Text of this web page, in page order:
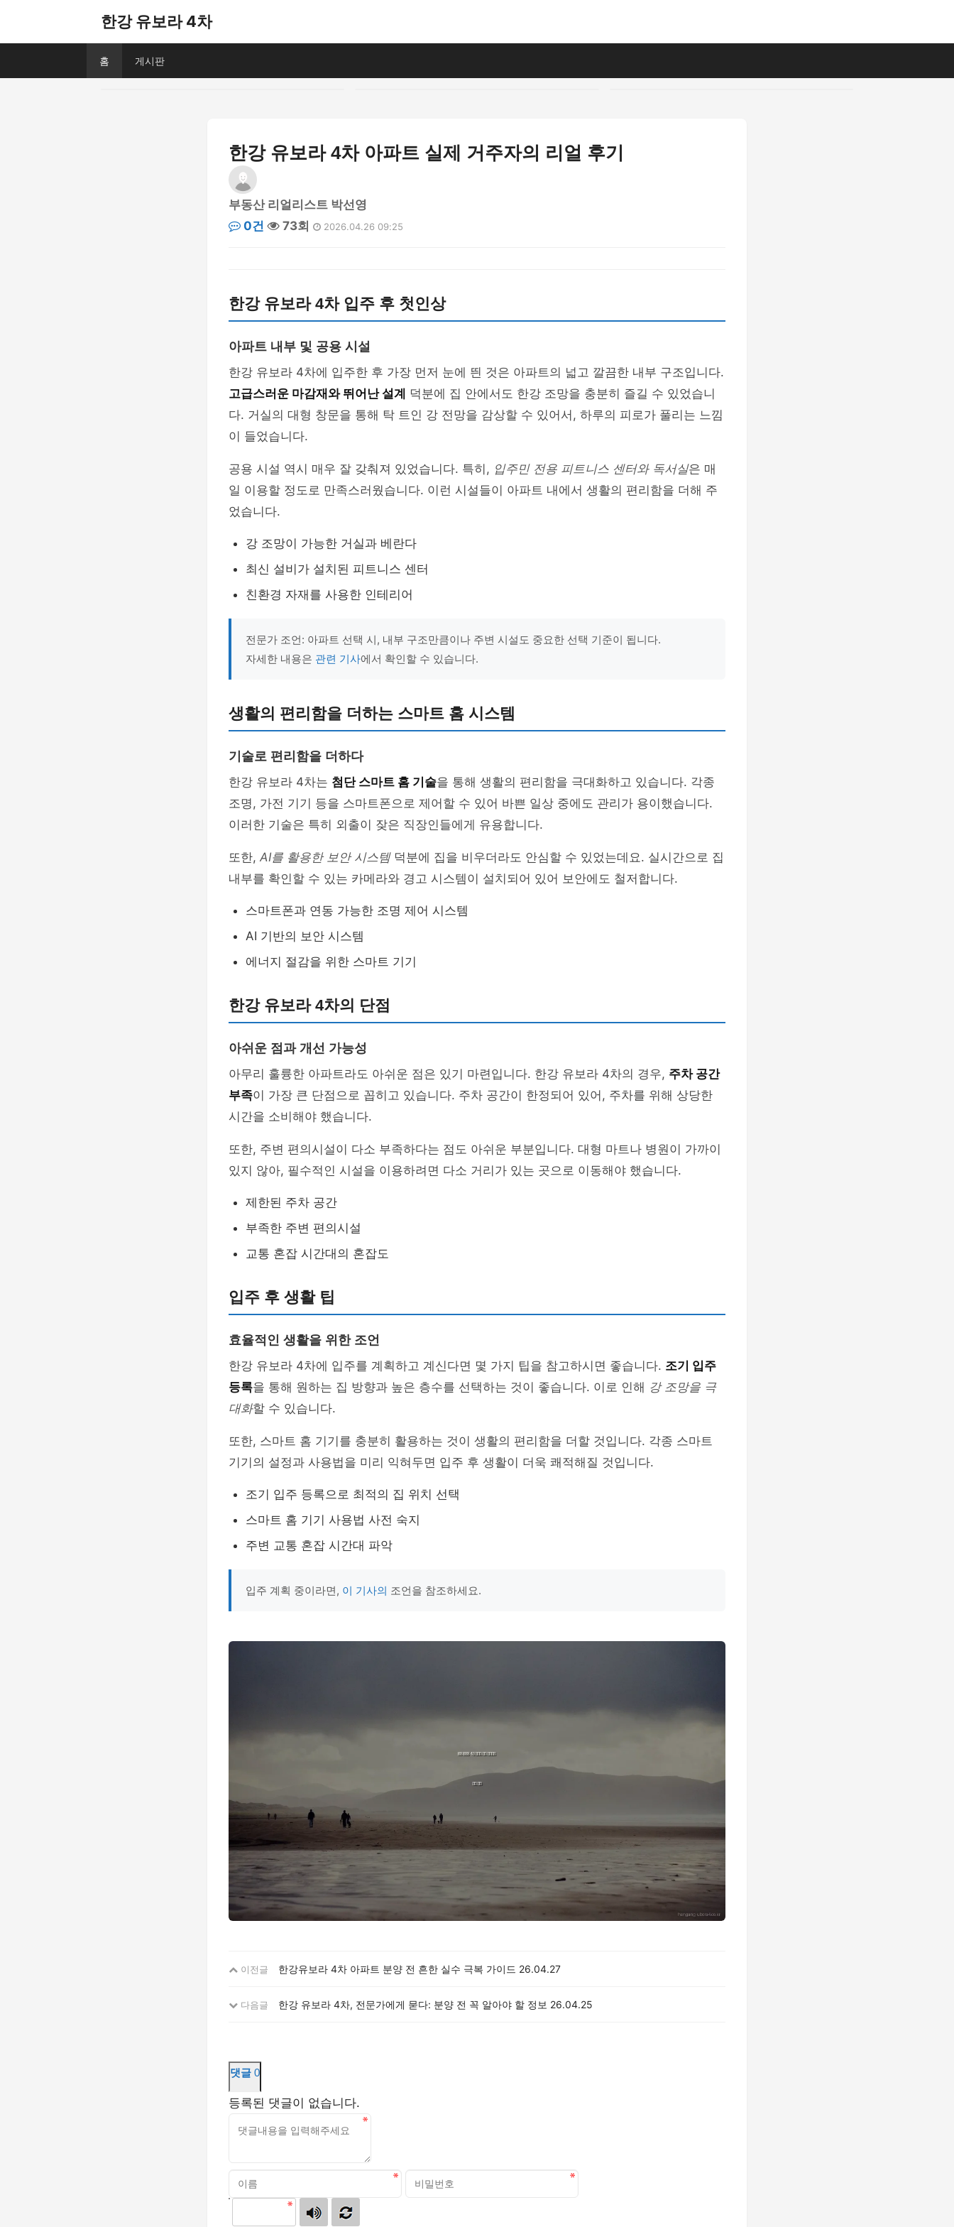
한강 유보라 4차
홈 게시판
한강 유보라 4차 아파트 실제 거주자의 리얼 후기
부동산 리얼리스트 박선영
0건
73회 2026.04.26 09:25
한강 유보라 4차 입주 후 첫인상
아파트 내부 및 공용 시설
한강 유보라 4차에 입주한 후 가장 먼저 눈에 띈 것은 아파트의 넓고 깔끔한 내부 구조입니다.
고급스러운 마감재와 뛰어난 설계
덕분에 집 안에서도 한강 조망을 충분히 즐길 수 있었습니
다. 거실의 대형 창문을 통해 탁 트인 강 전망을 감상할 수 있어서, 하루의 피로가 풀리는 느낌
이 들었습니다.
공용 시설 역시 매우 잘 갖춰져 있었습니다. 특히, 입주민 전용 피트니스 센터와 독서실은 매
일 이용할 정도로 만족스러웠습니다. 이런 시설들이 아파트 내에서 생활의 편리함을 더해 주
었습니다.
강 조망이 가능한 거실과 베란다
최신 설비가 설치된 피트니스 센터
친환경 자재를 사용한 인테리어
전문가 조언: 아파트 선택 시, 내부 구조만큼이나 주변 시설도 중요한 선택 기준이 됩니다.
자세한 내용은 관련 기사에서 확인할 수 있습니다.
생활의 편리함을 더하는 스마트 홈 시스템
기술로 편리함을 더하다
한강 유보라 4차는 첨단 스마트 홈 기술을 통해 생활의 편리함을 극대화하고 있습니다. 각종
조명, 가전 기기 등을 스마트폰으로 제어할 수 있어 바쁜 일상 중에도 관리가 용이했습니다.
이러한 기술은 특히 외출이 잦은 직장인들에게 유용합니다.
또한, AI를 활용한 보안 시스템덕분에 집을 비우더라도 안심할 수 있었는데요. 실시간으로 집
내부를 확인할 수 있는 카메라와 경고 시스템이 설치되어 있어 보안에도 철저합니다.
스마트폰과 연동 가능한 조명 제어 시스템
AI 기반의 보안 시스템
에너지 절감을 위한 스마트 기기
한강 유보라 4차의 단점
아쉬운 점과 개선 가능성
아무리 훌륭한 아파트라도 아쉬운 점은 있기 마련입니다. 한강 유보라 4차의 경우, 주차 공간
부족이 가장 큰 단점으로 꼽히고 있습니다. 주차 공간이 한정되어 있어, 주차를 위해 상당한
시간을 소비해야 했습니다.
또한, 주변 편의시설이 다소 부족하다는 점도 아쉬운 부분입니다. 대형 마트나 병원이 가까이
있지 않아, 필수적인 시설을 이용하려면 다소 거리가 있는 곳으로 이동해야 했습니다.
제한된 주차 공간
부족한 주변 편의시설
교통 혼잡 시간대의 혼잡도
입주 후 생활 팁
효율적인 생활을 위한 조언
한강 유보라 4차에 입주를 계획하고 계신다면 몇 가지 팁을 참고하시면 좋습니다. 조기 입주
등록을 통해 원하는 집 방향과 높은 층수를 선택하는 것이 좋습니다. 이로 인해 강 조망을 극
대화할 수 있습니다.
또한, 스마트 홈 기기를 충분히 활용하는 것이 생활의 편리함을 더할 것입니다. 각종 스마트
기기의 설정과 사용법을 미리 익혀두면 입주 후 생활이 더욱 쾌적해질 것입니다.
조기 입주 등록으로 최적의 집 위치 선택
스마트 홈 기기 사용법 사전 숙지
주변 교통 혼잡 시간대 파악
입주 계획 중이라면, 이 기사의 조언을 참조하세요.
이전글 한강유보라 4차 아파트 분양 전 흔한 실수 극복 가이드 26.04.27
다음글 한강 유보라 4차, 전문가에게 묻다: 분양 전 꼭 알아야 할 정보 26.04.25
댓글 0
등록된 댓글이 없습니다.